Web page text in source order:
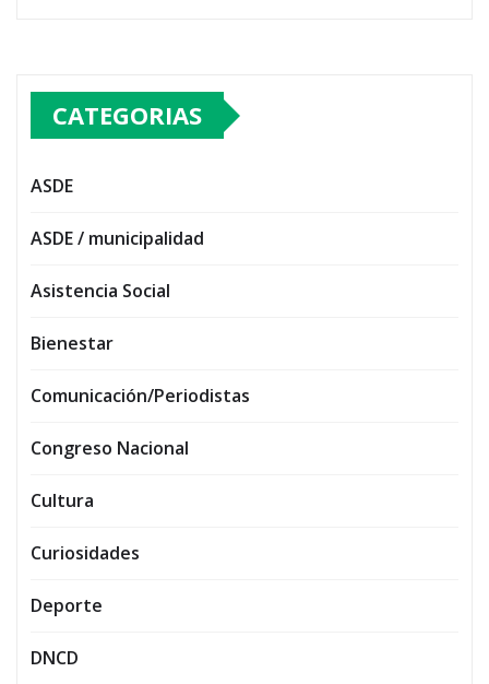
CATEGORIAS
ASDE
ASDE / municipalidad
Asistencia Social
Bienestar
Comunicación/Periodistas
Congreso Nacional
Cultura
Curiosidades
Deporte
DNCD